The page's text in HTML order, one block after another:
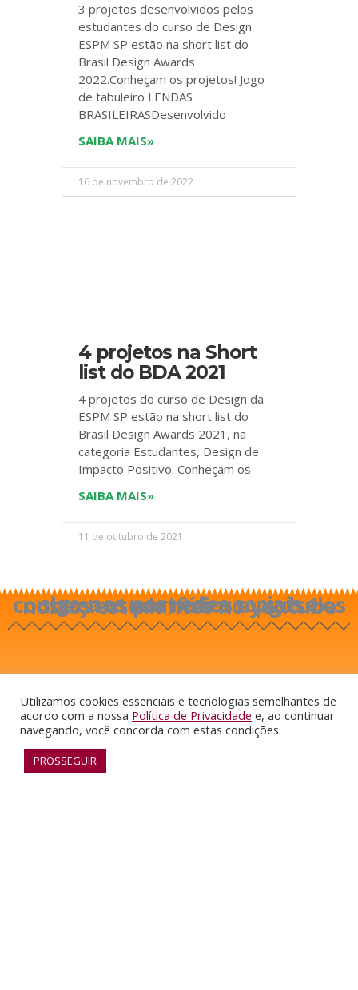
3 projetos desenvolvidos pelos
estudantes do curso de Design
ESPM SP estão na short list do
Brasil Design Awards
2022.Conheçam os projetos! Jogo
de tabuleiro LENDAS
BRASILEIRASDesenvolvido
SAIBA MAIS»
16 de novembro de 2022
4 projetos na Short
list do BDA 2021
4 projetos do curso de Design da
ESPM SP estão na short list do
Brasil Design Awards 2021, na
categoria Estudantes, Design de
Impacto Positivo. Conheçam os
SAIBA MAIS»
11 de outubro de 2021
siga-nos nas redes sociais e conheça os portfólios e pgds dos nossos estudantes no youtube
Utilizamos cookies essenciais e tecnologias semelhantes de
acordo com a nossa Política de Privacidade e, ao continuar
navegando, você concorda com estas condições.
PROSSEGUIR